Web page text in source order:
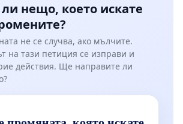
нещо, което искате
не се случва, ако мълчите.
на тази петиция се изправи и
действия. Ще направите ли